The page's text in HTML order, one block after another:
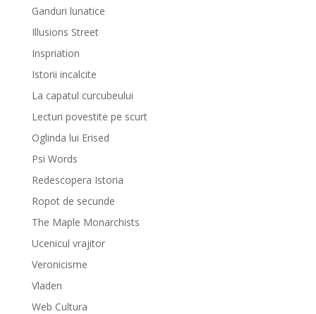
Ganduri lunatice
Illusions Street
Inspriation
Istorii incalcite
La capatul curcubeului
Lecturi povestite pe scurt
Oglinda lui Erised
Psi Words
Redescopera Istoria
Ropot de secunde
The Maple Monarchists
Ucenicul vrajitor
Veronicisme
Vladen
Web Cultura